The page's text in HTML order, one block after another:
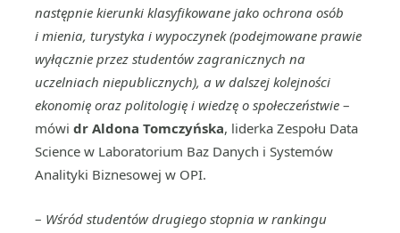
następnie kierunki klasyfikowane jako ochrona osób
i mienia, turystyka i wypoczynek (podejmowane prawie
wyłącznie przez studentów zagranicznych na
uczelniach niepublicznych), a w dalszej kolejności
ekonomię oraz politologię i wiedzę o społeczeństwie –
mówi dr Aldona Tomczyńska, liderka Zespołu Data
Science w Laboratorium Baz Danych i Systemów
Analityki Biznesowej w OPI.
– Wśród studentów drugiego stopnia w rankingu